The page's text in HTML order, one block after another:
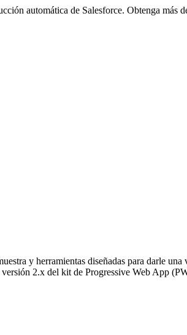
automática de Salesforce. Obtenga más
y herramientas diseñadas para darle
2.x del kit de Progressive Web App